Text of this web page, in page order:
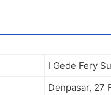
I Gede Fery
Denpasar, 27